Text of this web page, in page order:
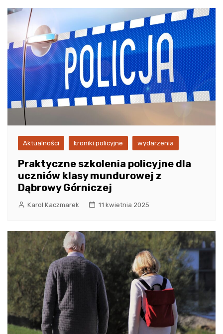
Aktualności kroniki policyjne wydarzenia
Praktyczne szkolenia policyjne dla
uczniów klasy mundurowej z
Dąbrowy Górniczej
Karol Kaczmarek 11 kwietnia 2025